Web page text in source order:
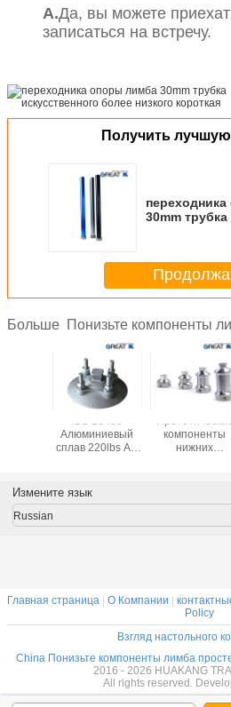
А.Да, вы можете
записаться на встречу.
Получить
30mm
Больше Понизьте компоненты
Алюминиевый
сплав 220lbs AK
компоненты
нижних
Измените язык
Russian
Главная страница | О Компании |
Policy
Взгляд настольного
China Понизьте компоненты лимба
2016 - 2026 HUAKANG
All rights reserved.